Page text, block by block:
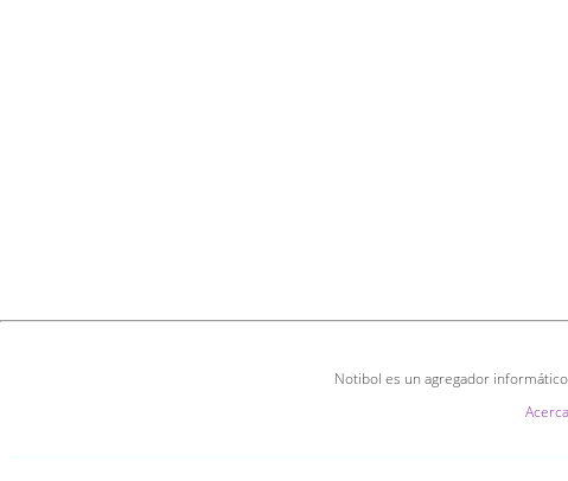
Notibol es un agregador